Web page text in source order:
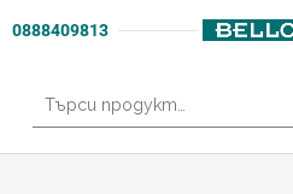
0888409813
за: